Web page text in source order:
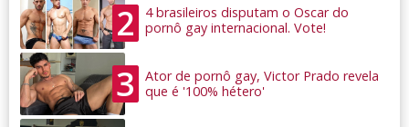
2
4 brasileiros disputam o Oscar do
pornô gay internacional. Vote!
3
Ator de pornô gay, Victor Prado revela
que é '100% hétero'